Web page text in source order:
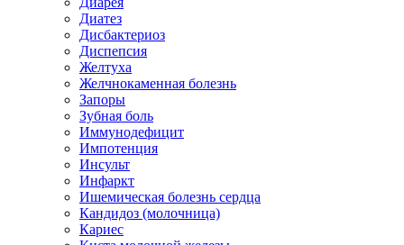
Диатез
Дисбактериоз
Диспепсия
Желтуха
Желчнокаменная болезнь
Запоры
Зубная боль
Иммунодефицит
Импотенция
Инсульт
Инфаркт
Ишемическая болезнь сердца
Кандидоз (молочница)
Кариес